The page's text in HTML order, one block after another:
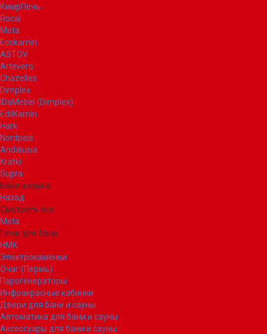
КимрПечь
Rocal
Meta
Ecokamin
ASTOV
Artevero
Chazelles
Dimplex
IDaMebel (Dimplex)
EdilKamin
Hark
Nordpeis
Andalusia
Kratki
Supra
Баня и сауна
Назад
Смотреть все
Meta
Печи для бани
НМК
Электрокаменки
Очаг (Пермь)
Парогенераторы
Инфракрасные кабинки
Двери для бани и сауны
Автоматика для бани и сауны
Аксессуары для бани и сауны